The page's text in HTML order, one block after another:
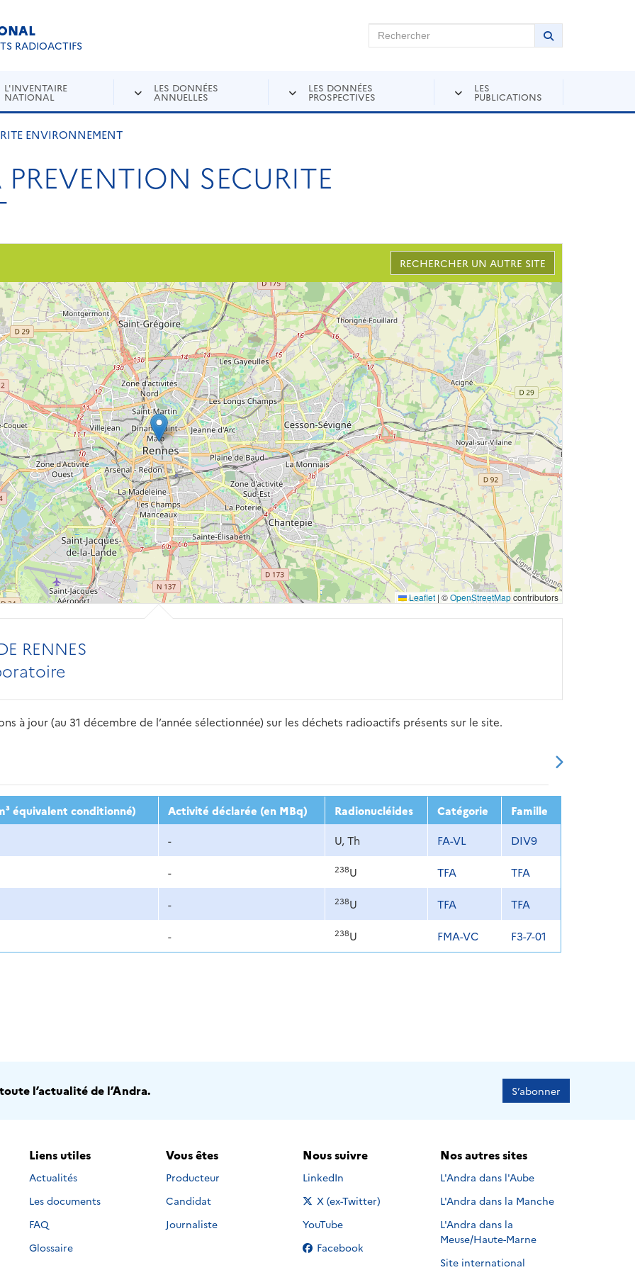
RADIOACTIFS
Rechercher sur Andra Inventaire Rechercher
Lancer la
L'INVENTAIRE
NATIONAL
LES DONNÉES
ANNUELLES
LES DONNÉES
PROSPECTIVES
LES
PUBLICATIONS
ENVIRONNEMENT
SECURITE
RECHERCHER UN AUTRE SITE
Leaflet | ©OpenStreetMapcontributors
RENNES
à jour (au 31 décembre de l’année sélectionnée) sur les déchets radioactifs présents sur le site.
2017 2018 2019 2020 2021 2022 2023
équivalent conditionné) Activité déclarée (en MBq) Radionucléides Catégorie
Famille
-
U, Th FA-VL DIV9
- 238U TFA TFA
- 238U TFA TFA
- 238U FMA-VC F3-7-01
l’actualité de l’Andra. S’abonner
Liens utiles
Actualités
Les documents
FAQ
Glossaire
Vous êtes
Producteur
Candidat
Journaliste
Nous suivre
Nous suivre sur
LinkedIn
Nous suivre sur
X (ex-Twitter)
Nous suivre sur
YouTube
Nous suivre sur
Facebook
Nos autres sites
L'Andra dans l'Aube
L'Andra dans la Manche
L'Andra dans la
Meuse/Haute-Marne
Site international